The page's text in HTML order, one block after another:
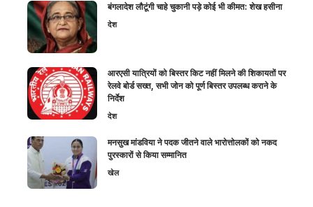
बंगलादेश लौटूंगी चाहे चुकानी पड़े कोई भी कीमत: शेख हसीना
देश
आरएसी यात्रियों को बिस्तर किट नहीं मिलने की शिकायतों पर
रेलवे बोर्ड सख्त, सभी जोन को पूर्ण बिस्तर उपलब्ध कराने के
निर्देश
देश
मनसुख मांडविया ने पदक जीतने वाले भारोत्तोलकों को नकद
पुरस्कारों से किया सम्मानित
खेल